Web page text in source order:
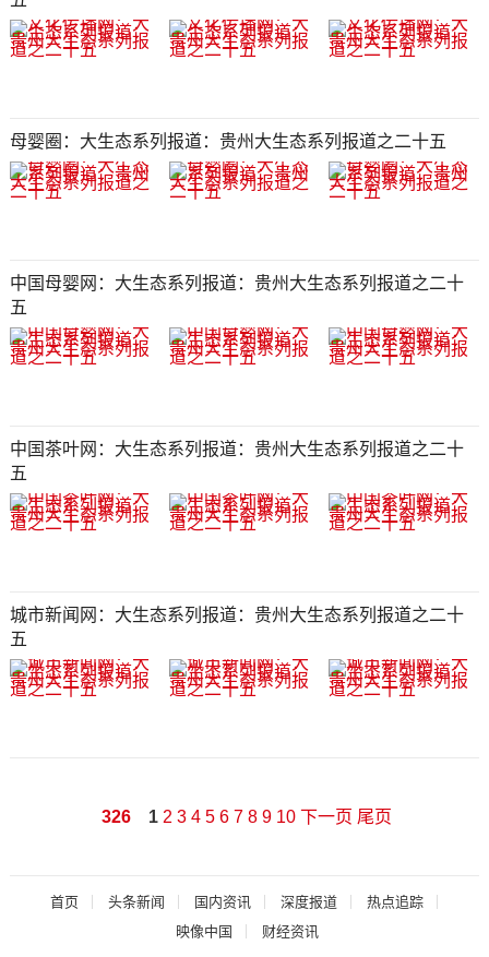
母婴圈：大生态系列报道：贵州大生态系列报道之二十五​​​​​​​​​​​​​​​​​​​​​​​​​​​​​​​​​​​​​​​​​​​​​​​​​​​​​​​​​​​​​​​​​​​​​​​​​​​
中国母婴网：大生态系列报道：贵州大生态系列报道之二十
五​​​​​​​​​​​​​​​​​​​​​​​​​​​​​​​​​​​​​​​​​​​​​​​​​​​​​​​​​​​​​​​​​​​​​​​​​
中国茶叶网：大生态系列报道：贵州大生态系列报道之二十
五​​​​​​​​​​​​​​​​​​​​​​​​​​​​​​​​​​​​​​​​​​​​​​​​​​​​​​​​​​​​​​​​​​​​​​​​​
城市新闻网：大生态系列报道：贵州大生态系列报道之二十
五​​​​​​​​​​​​​​​​​​​​​​​​​​​​​​​​​​​​​​​​​​​​​​​​​​​​​​​​​​​​​​​​​​​​​​​​​
326 1 2 3 4 5 6 7 8 9 10 下一页 尾页
首页 头条新闻 国内资讯 深度报道
热点追踪
映像中国
财经资讯